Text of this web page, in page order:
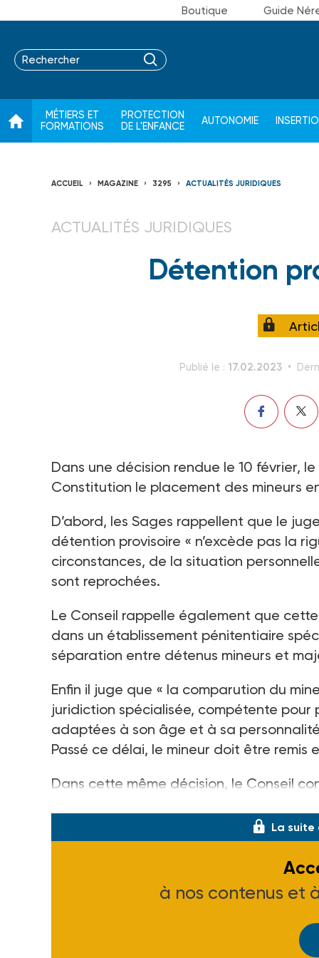
Boutique Guide
MÉTIERS ET
FORMATIONS
PROTECTION
DE L'ENFANCE
AUTONOMIE
ACCUEIL MAGAZINE 3295 ACTUALITÉS JURIDIQUES
ACTUALITÉS JURIDIQUES
Détention
Publié le : 17.02.2023
Dans une décision rendue le 10 février,
Constitution le placement des mineurs
D’abord, les Sages rappellent que le
détention provisoire « n’excède pas la
circonstances, de la situation
sont reprochées.
Le Conseil rappelle également que
dans un établissement pénitentiaire
séparation entre détenus mineurs et
Enfin il juge que « la comparution du
juridiction spécialisée, compétente pour
adaptées à son âge et à sa
Passé ce délai, le mineur doit être remis
Dans cette même décision, le Conseil
La suite
à nos contenus et